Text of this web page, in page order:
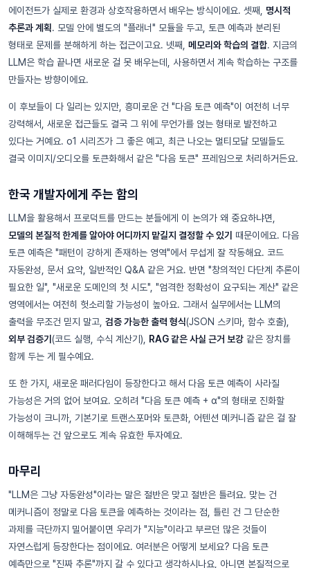
에이전트가 실제로 환경과 상호작용하면서 배우는 방식이에요. 셋째, 명시적
추론과 계획. 모델 안에 별도의 "플래너" 모듈을 두고, 토큰 예측과 분리된
형태로 문제를 분해하게 하는 접근이고요. 넷째, 메모리와 학습의 결합. 지금의
LLM은 학습 끝나면 새로운 걸 못 배우는데, 사용하면서 계속 학습하는 구조를
만들자는 방향이에요.
이 후보들이 다 일리는 있지만, 흥미로운 건 "다음 토큰 예측"이 여전히 너무
강력해서, 새로운 접근들도 결국 그 위에 무언가를 얹는 형태로 발전하고
있다는 거예요. o1 시리즈가 그 좋은 예고, 최근 나오는 멀티모달 모델들도
결국 이미지/오디오를 토큰화해서 같은 "다음 토큰" 프레임으로 처리하거든요.
한국 개발자에게 주는 함의
LLM을 활용해서 프로덕트를 만드는 분들에게 이 논의가 왜 중요하냐면,
모델의 본질적 한계를 알아야 어디까지 맡길지 결정할 수 있기 때문이에요. 다음
토큰 예측은 "패턴이 강하게 존재하는 영역"에서 무섭게 잘 작동해요. 코드
자동완성, 문서 요약, 일반적인 Q&A 같은 거요. 반면 "창의적인 다단계 추론이
필요한 일", "새로운 도메인의 첫 시도", "엄격한 정확성이 요구되는 계산" 같은
영역에서는 여전히 헛소리할 가능성이 높아요. 그래서 실무에서는 LLM의
출력을 무조건 믿지 말고, 검증 가능한 출력 형식(JSON 스키마, 함수 호출),
외부 검증기(코드 실행, 수식 계산기), RAG 같은 사실 근거 보강 같은 장치를
함께 두는 게 필수예요.
또 한 가지, 새로운 패러다임이 등장한다고 해서 다음 토큰 예측이 사라질
가능성은 거의 없어 보여요. 오히려 "다음 토큰 예측 + α"의 형태로 진화할
가능성이 크니까, 기본기로 트랜스포머와 토큰화, 어텐션 메커니즘 같은 걸 잘
이해해두는 건 앞으로도 계속 유효한 투자예요.
마무리
"LLM은 그냥 자동완성"이라는 말은 절반은 맞고 절반은 틀려요. 맞는 건
메커니즘이 정말로 다음 토큰을 예측하는 것이라는 점, 틀린 건 그 단순한
과제를 극단까지 밀어붙이면 우리가 "지능"이라고 부르던 많은 것들이
자연스럽게 등장한다는 점이에요. 여러분은 어떻게 보세요? 다음 토큰
예측만으로 "진짜 추론"까지 갈 수 있다고 생각하시나요, 아니면 본질적으로